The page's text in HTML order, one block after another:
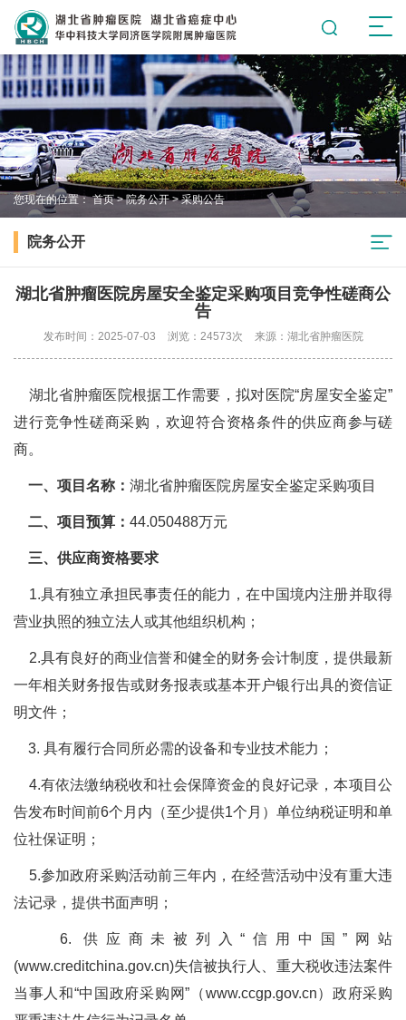
您现在的位置： 首页>院务公开>采购公告
院务公开
湖北省肿瘤医院房屋安全鉴定采购项目竞争性磋商公
告
发布时间：2025-07-03 浏览：24573次 来源：湖北省肿瘤医院
湖北省肿瘤医院根据工作需要，拟对医院“房屋安全鉴定”
进行竞争性磋商采购，欢迎符合资格条件的供应商参与磋
商。
一、项目名称： 湖北省肿瘤医院房屋安全鉴定采购项目
二、项目预算： 44.050488万元
三、供应商资格要求
1.具有独立承担民事责任的能力，在中国境内注册并取得
营业执照的独立法人或其他组织机构；
2.具有良好的商业信誉和健全的财务会计制度，提供最新
一年相关财务报告或财务报表或基本开户银行出具的资信证
明文件；
3. 具有履行合同所必需的设备和专业技术能力；
4.有依法缴纳税收和社会保障资金的良好记录，本项目公
告发布时间前6个月内（至少提供1个月）单位纳税证明和单
位社保证明；
5.参加政府采购活动前三年内，在经营活动中没有重大违
法记录，提供书面声明；
6. 供应商未被列入“信用中国”网站
(www.creditchina.gov.cn)失信被执行人、重大税收违法案件
当事人和“中国政府采购网”（www.ccgp.gov.cn）政府采购